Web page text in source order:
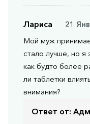
Лариса
21
Мой муж
стало лучше, но я
как будто более
ли таблетки
внимания?
Ответ от: